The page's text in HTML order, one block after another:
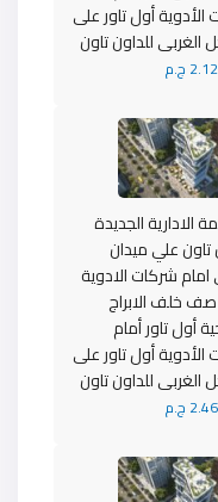
أول تاور على
الغربى للداون تاون
ج.م
الادارية الجديدة
تاون علي ميدان
امام شركات الادوية
خلف الابراج
أول تاور أمام
أول تاور على
الغربى للداون تاون
ج.م